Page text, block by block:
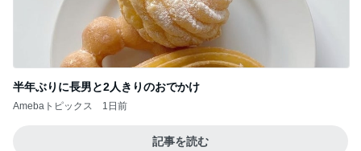
半年ぶりに長男と2人きりのおでかけ
Amebaトピックス 1日前
記事を読む